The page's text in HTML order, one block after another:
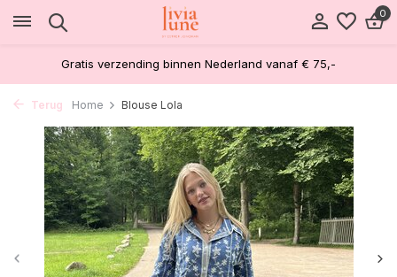
0
Gratis verzending binnen Nederland vanaf € 75,-
Terug Home Blouse Lola